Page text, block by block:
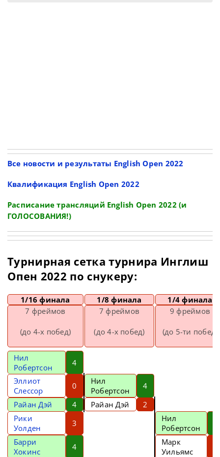
Все новости и результаты English Open 2022
Квалификация English Open 2022
Расписание трансляций English Open 2022 (и
ГОЛОСОВАНИЯ!)
Турнирная сетка турнира Инглиш
Опен 2022 по снукеру:
1/16 финала 1/8 финала
1/4 финала
7 фреймов
(до 4-х побед)
7 фреймов
(до 4-х побед)
9 фреймов
(до 5-ти побед)
Нил
Робертсон
4
Эллиот
Слессор
0
Нил
Робертсон
4
Райан Дэй
4 Райан Дэй
2
Рики
Уолден
3
Нил
Робертсон
Барри
Хокинс
4
Марк
Уильямс